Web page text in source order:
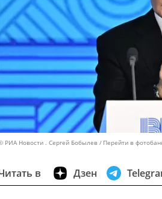
РИА Новости . Сергей Бобылев Перейти в
в Дзен